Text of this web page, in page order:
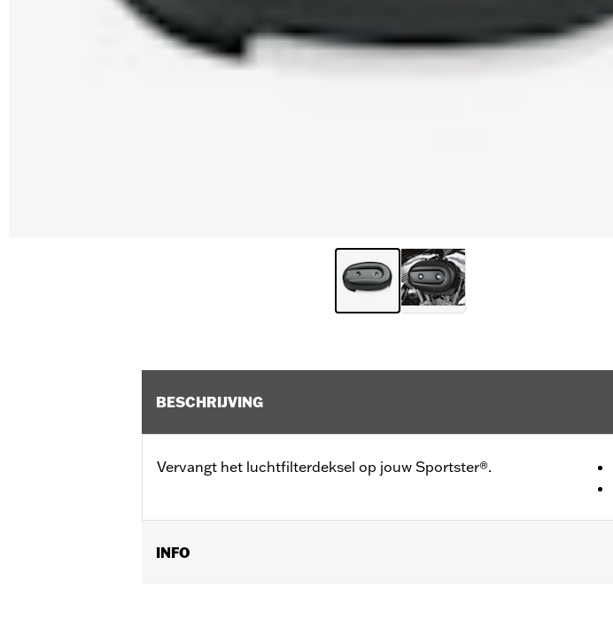
BESCHRIJVING
Vervangt het luchtfilterdeksel op jouw Sportster®.
INFO